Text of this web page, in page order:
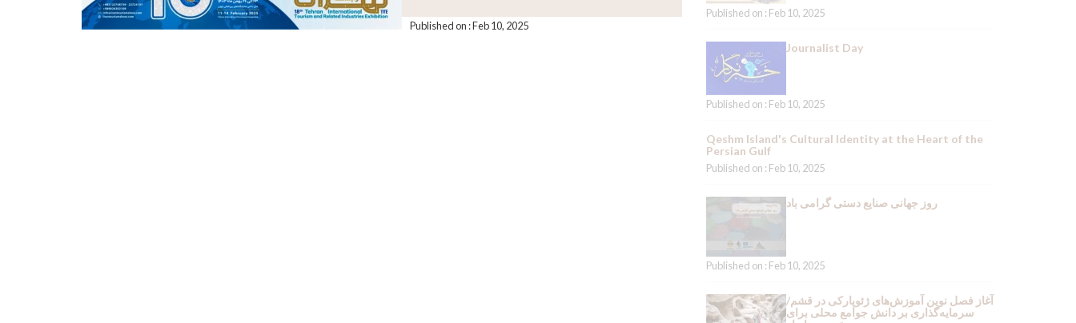
Published on : Feb 10, 2025
Published on : Feb 10, 2025
Journalist Day
Published on : Feb 10, 2025
Qeshm Island's Cultural Identity at the Heart of the
Persian Gulf
Published on : Feb 10, 2025
روز جهانی صنایع دستی گرامی باد
Published on : Feb 10, 2025
آغاز فصل نوین آموزش‌های ژئوپارکی در قشم/
سرمایه‌گذاری بر دانش جوامع محلی برای